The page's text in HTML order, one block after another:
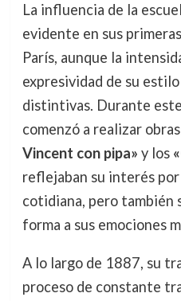
La influencia de la
evidente en sus
París, aunque la
expresividad de su
distintivas. Durante
comenzó a realizar
Vincent con pipa» y los
reflejaban su interés
cotidiana, pero también
forma a sus emociones
A lo largo de 1887, su
proceso de constante